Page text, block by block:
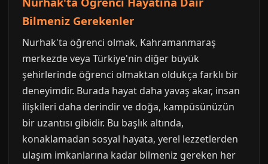
Bilmeniz Gerekenler
Nurhak'ta öğrenci olmak, Kahramanmaraş
merkezde veya Türkiye'nin diğer büyük
şehirlerinde öğrenci olmaktan oldukça farklı bir
deneyimdir. Burada hayat daha yavaş akar, insan
ilişkileri daha derindir ve doğa, kampüsünüzün
bir uzantısı gibidir. Bu başlık altında,
konaklamadan sosyal hayata, yerel lezzetlerden
ulaşım imkanlarına kadar bilmeniz gereken her